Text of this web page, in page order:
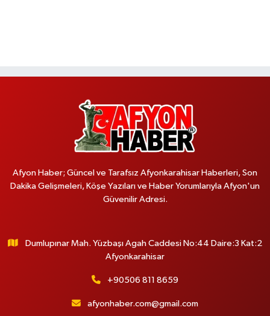
Afyon Haber; Güncel ve Tarafsız Afyonkarahisar Haberleri, Son
Dakika Gelişmeleri, Köşe Yazıları ve Haber Yorumlarıyla Afyon'un
Güvenilir Adresi.
Dumlupınar Mah. Yüzbaşı Agah Caddesi No:44 Daire:3 Kat:2
Afyonkarahisar
+90506 811 8659
afyonhaber.com@gmail.com